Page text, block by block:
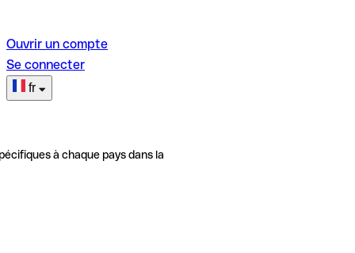
Ouvrir un compte
Se connecter
fr
à chaque pays dans la